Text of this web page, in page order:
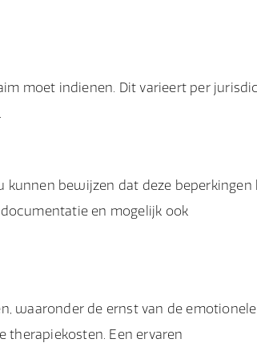
moet indienen. Dit varieert per
kunnen bewijzen dat deze beperkingen
en mogelijk ook
waaronder de ernst van de emotionele
therapiekosten. Een ervaren